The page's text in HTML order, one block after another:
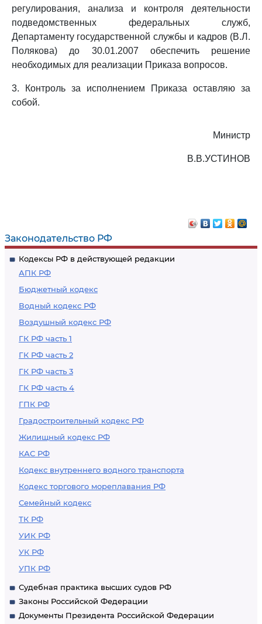
Законодательство РФ
Кодексы РФ в действующей редакции
АПК РФ
Бюджетный кодекс
Водный кодекс РФ
Воздушный кодекс РФ
ГК РФ часть 1
ГК РФ часть 2
ГК РФ часть 3
ГК РФ часть 4
ГПК РФ
Градостроительный кодекс РФ
Жилищный кодекс РФ
КАС РФ
Кодекс внутреннего водного транспорта
Кодекс торгового мореплавания РФ
Семейный кодекс
ТК РФ
УИК РФ
УК РФ
УПК РФ
Судебная практика высших судов РФ
Законы Российской Федерации
Документы Президента Российской Федерации
регулирования, анализа и контроля деятельности
подведомственных федеральных служб,
Департаменту государственной службы и кадров (В.Л.
Полякова) до 30.01.2007 обеспечить решение
необходимых для реализации Приказа вопросов.
3. Контроль за исполнением Приказа оставляю за
собой.
Министр
В.В.УСТИНОВ